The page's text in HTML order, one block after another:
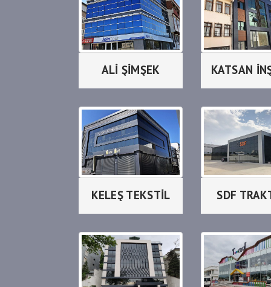
ALİ ŞİMŞEK KATSAN
KELEŞ TEKSTİL SDF